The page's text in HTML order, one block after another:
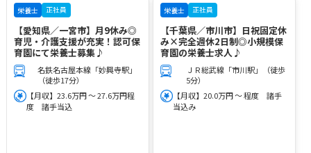
栄養士 正社員
【愛知県／一宮市】月9休み◎
育児・介護支援が充実！認可保
育園にて栄養士募集♪
名鉄名古屋本線「妙興寺駅」
（徒歩17分）
【月収】23.6万円 ～ 27.6万円程
度 諸手当込
栄養士 正社員
【千葉県／市川市】日祝固定休
み×完全週休2日制◎小規模保
育園の栄養士求人♪
ＪＲ総武線「市川駅」（徒歩
5分）
【月収】20.0万円 ～ 程度 諸手
当込み